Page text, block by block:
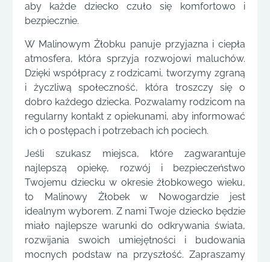
aby każde dziecko czuło się komfortowo i
bezpiecznie.
W Malinowym Żłobku panuje przyjazna i ciepła
atmosfera, która sprzyja rozwojowi maluchów.
Dzięki współpracy z rodzicami, tworzymy zgraną
i życzliwą społeczność, która troszczy się o
dobro każdego dziecka. Pozwalamy rodzicom na
regularny kontakt z opiekunami, aby informować
ich o postępach i potrzebach ich pociech.
Jeśli szukasz miejsca, które zagwarantuje
najlepszą opiekę, rozwój i bezpieczeństwo
Twojemu dziecku w okresie żłobkowego wieku,
to Malinowy Żłobek w Nowogardzie jest
idealnym wyborem. Z nami Twoje dziecko będzie
miało najlepsze warunki do odkrywania świata,
rozwijania swoich umiejętności i budowania
mocnych podstaw na przyszłość. Zapraszamy